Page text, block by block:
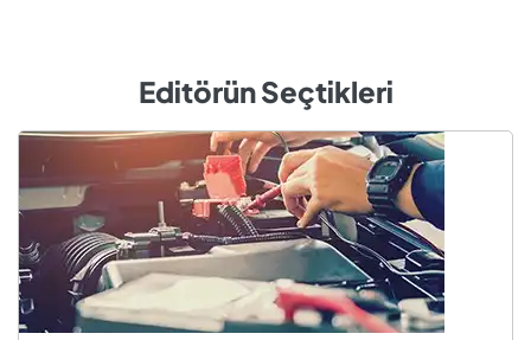
Editörün Seçtikleri